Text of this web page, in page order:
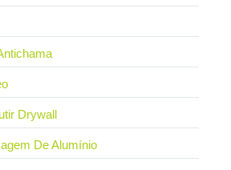
Drywall
De Alumínio